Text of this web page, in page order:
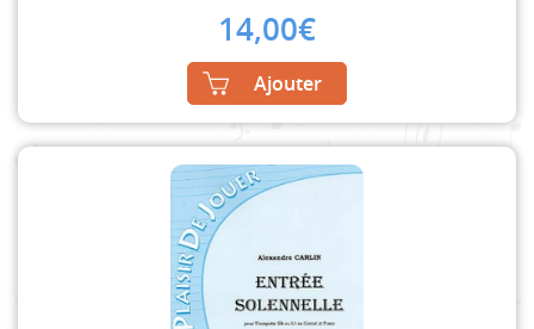
14,00€
Ajouter